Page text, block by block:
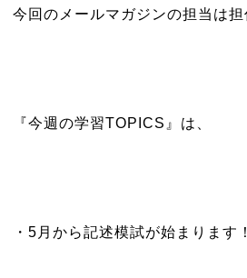
今回のメールマガジンの担当は担
『今週の学習TOPICS』は、
・5月から記述模試が始まります！